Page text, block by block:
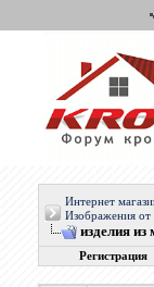
Интернет
Изображения от
изделия из
Регистрация